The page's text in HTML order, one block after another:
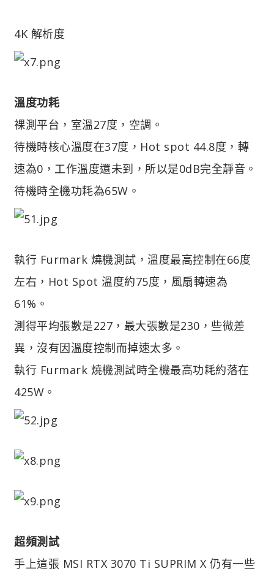
4K 解析度
溫度功耗
裸測平台，室溫27度，空調。
待機時核心溫度在37度，Hot spot 44.8度，轉
速為0，工作溫度還未到，所以是0dB完全靜音。
待機時全機功耗為65W。
執行 Furmark 燒機測試，溫度最高控制在66度
左右，Hot Spot 溫度約75度，風扇轉速為
61%。
測得平均張數是227，最大張數是230，些微差
異，沒有因溫度控制而掉速太多。
執行 Furmark 燒機測試時全機最高功耗約落在
425W。
超頻測試
手上這張 MSI RTX 3070 Ti SUPRIM X 仍有一些